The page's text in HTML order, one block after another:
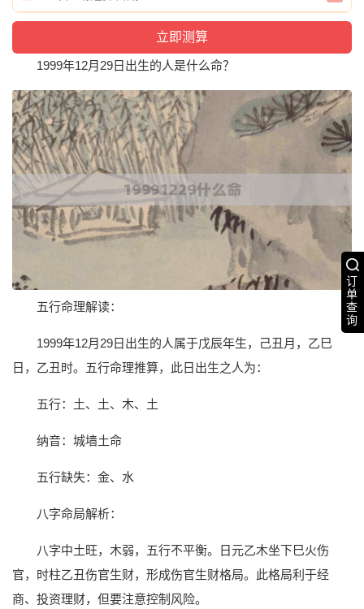
订
单
查
询
1999年12月29日出生的人是什么命？
五行命理解读：
1999年12月29日出生的人属于戊辰年生，己丑月，乙巳
日，乙丑时。五行命理推算，此日出生之人为：
五行：土、土、木、土
纳音：城墙土命
五行缺失：金、水
八字命局解析：
八字中土旺，木弱，五行不平衡。日元乙木坐下巳火伤
官，时柱乙丑伤官生财，形成伤官生财格局。此格局利于经
商、投资理财，但要注意控制风险。